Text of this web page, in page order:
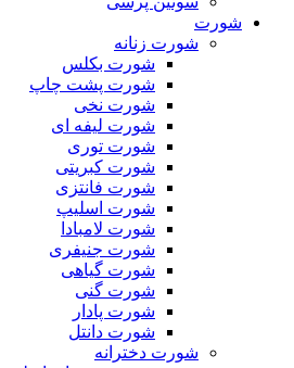
شورت
شورت زنانه
شورت بکلس
شورت پشت چاپ
شورت نخی
شورت لیفه ای
شورت توری
شورت کبریتی
شورت فانتزی
شورت اسلیپ
شورت لامبادا
شورت جنیفری
شورت گیاهی
شورت گنی
شورت پادار
شورت دانتل
شورت دخترانه